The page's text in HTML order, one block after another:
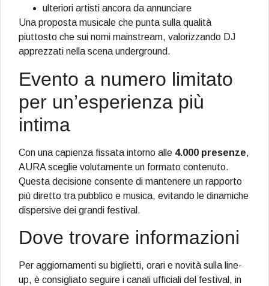
ulteriori artisti ancora da annunciare
Una proposta musicale che punta sulla qualità
piuttosto che sui nomi mainstream, valorizzando DJ
apprezzati nella scena underground.
Evento a numero limitato
per un’esperienza più
intima
Con una capienza fissata intorno alle 4.000 presenze,
AURA sceglie volutamente un formato contenuto.
Questa decisione consente di mantenere un rapporto
più diretto tra pubblico e musica, evitando le dinamiche
dispersive dei grandi festival.
Dove trovare informazioni
Per aggiornamenti su biglietti, orari e novità sulla line-
up, è consigliato seguire i canali ufficiali del festival, in